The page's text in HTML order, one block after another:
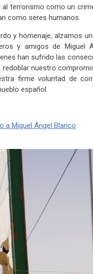
terrorismo como un
como seres humanos.
y homenaje, alzamos
y amigos de Miguel
han sufrido las
nuestro
firme voluntad de
español.
a Miguel Ángel Blanco